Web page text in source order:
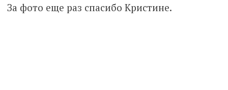
За фото еще раз спасибо Кристине.